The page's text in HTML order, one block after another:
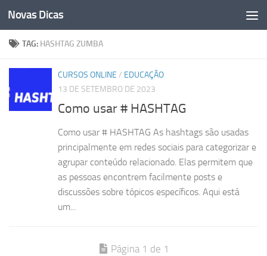
Skip to content
Novas Dicas
TAG: HASHTAG ZUMBA
CURSOS ONLINE / EDUCAÇÃO
13 DE SETEMBRO DE 2023
Como usar # HASHTAG
Como usar # HASHTAG As hashtags são usadas
principalmente em redes sociais para categorizar e
agrupar conteúdo relacionado. Elas permitem que
as pessoas encontrem facilmente posts e
discussões sobre tópicos específicos. Aqui está
um...
Página 1 de 1